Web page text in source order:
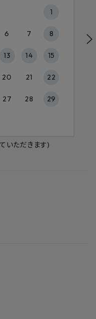
1
6 7 8
13 14 15
20 21 22
27 28 29
いただきます)